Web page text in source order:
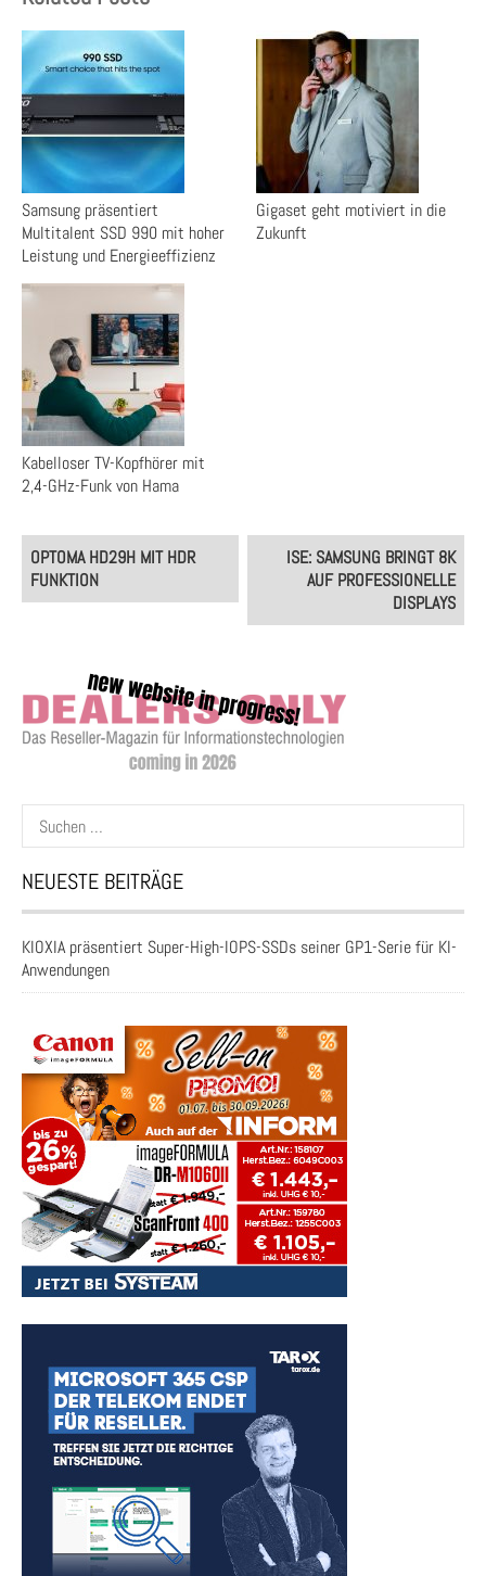
Samsung präsentiert
Multitalent SSD 990 mit hoher
Leistung und Energieeffizienz
Gigaset geht motiviert in die
Zukunft
Kabelloser TV-Kopfhörer mit
2,4-GHz-Funk von Hama
Post
navigation
OPTOMA HD29H MIT HDR
FUNKTION
ISE: SAMSUNG BRINGT 8K
AUF PROFESSIONELLE
DISPLAYS
Suchen
nach:
NEUESTE BEITRÄGE
KIOXIA präsentiert Super-High-IOPS-SSDs seiner GP1-Serie für KI-
Anwendungen